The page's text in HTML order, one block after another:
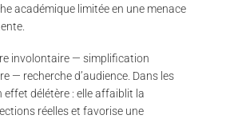
académique limitée en une menace
involontaire — simplification
— recherche d’audience. Dans les
effet délétère : elle affaiblit la
réelles et favorise une